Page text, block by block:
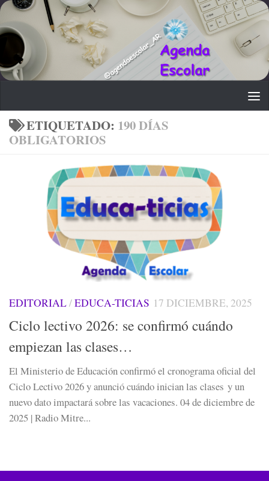
Saltar al contenido
ETIQUETADO: 190 DÍAS
OBLIGATORIOS
EDITORIAL/EDUCA-TICIAS 17 DICIEMBRE, 2025
Ciclo lectivo 2026: se confirmó cuándo
empiezan las clases…
El Ministerio de Educación confirmó el cronograma oficial del
Ciclo Lectivo 2026 y anunció cuándo inician las clases y un
nuevo dato impactará sobre las vacaciones. 04 de diciembre de
2025 | Radio Mitre...